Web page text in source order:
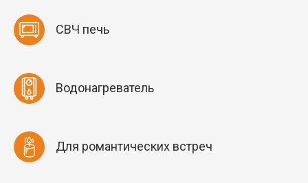
СВЧ печь
Водонагреватель
Для романтических встреч